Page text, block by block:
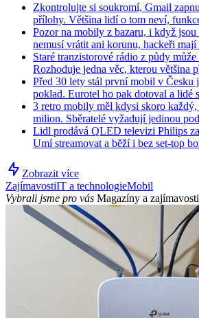
Zkontrolujte si soukromí, Gmail
přílohy. Většina lidí o tom neví,
Pozor na mobily z bazaru, i když
nemusí vrátit ani korunu, hackeři mají
Staré tranzistorové rádio z půdy
Rozhoduje jedna věc, kterou většina
Před 30 lety stál první mobil v Česku
poklad. Eurotel ho pak dotoval a lidé
3 retro mobily měl kdysi skoro každý,
milion. Sběratelé vyžadují jedinou
Lidl prodává QLED televizi Philips
Umí streamovat a běží i bez set-top
Zobrazit více
ZajímavostiIT a technologieMobil
Vybrali jsme pro vás Magazíny a zajímavosti